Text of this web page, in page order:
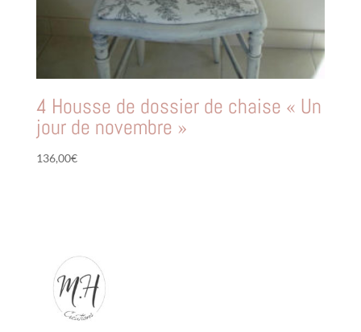
4 Housse de dossier de chaise « Un
jour de novembre »
136,00€